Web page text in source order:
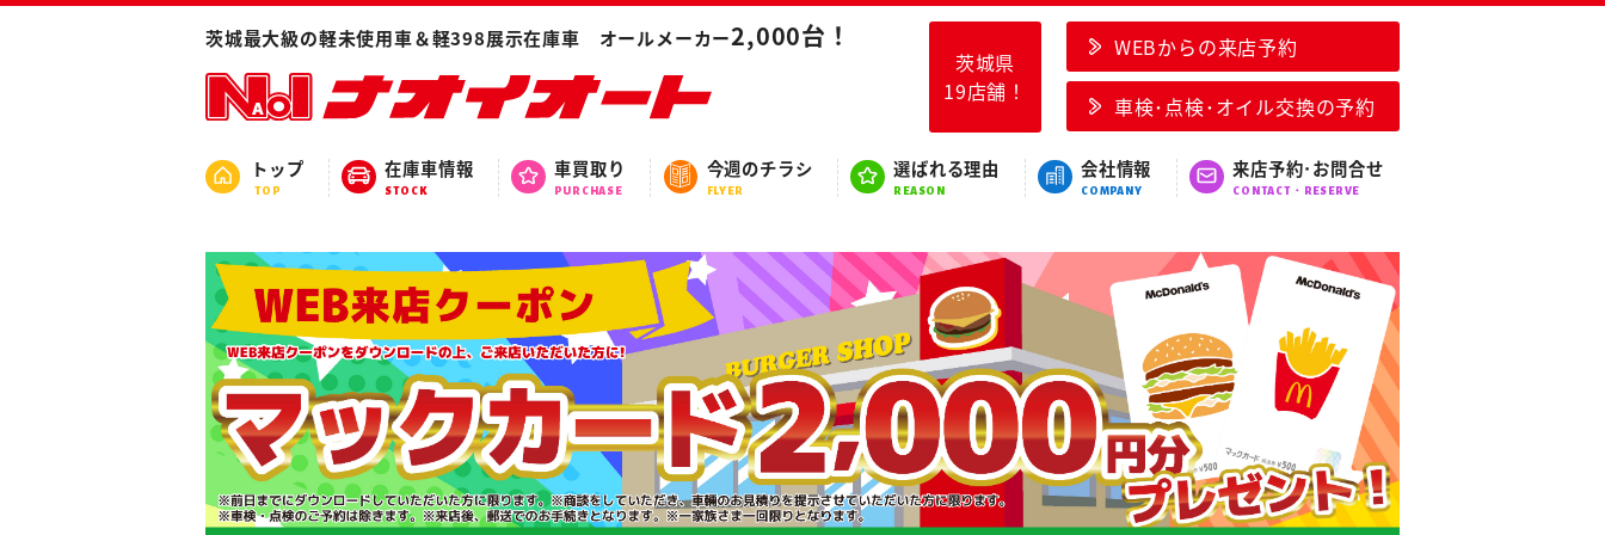
茨城最大級の軽未使用車＆軽398展示在庫車 オールメーカー2,000台！
茨城県
19店舗！
WEBからの来店予約
車検･点検･オイル交換の予約
トップ
TOP
在庫車情報
STOCK
車買取り
PURCHASE
今週のチラシ
FLYER
選ばれる理由
REASON
会社情報
COMPANY
来店予約･お問合せ
CONTACT・RESERVE